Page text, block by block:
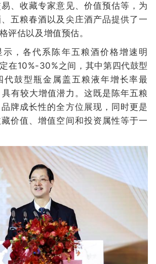
、收藏专家意见、价值预估等，为
五粮春酒以及尖庄酒产品提供了一
评估以及增值预估。
示，各代系陈年五粮酒价格增速明
在10%-30%之间，其中第四代鼓型
代鼓型瓶金属盖五粮液年增长率最
有较大增值潜力。这既是陈年五粮
牌成长性的全方位展现，同时更是
价值、增值空间和投资属性等于一